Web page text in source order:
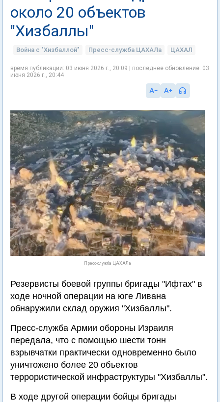
около 20 объектов
"Хизбаллы"
Война с "Хизбаллой" Пресс-служба ЦАХАЛа ЦАХАЛ
время публикации: 03 июня 2026 г., 20:09 | последнее обновление: 03
июня 2026 г., 20:44
Пресс-служба ЦАХАЛа
Резервисты боевой группы бригады "Ифтах" в
ходе ночной операции на юге Ливана
обнаружили склад оружия "Хизбаллы".
Пресс-служба Армии обороны Израиля
передала, что с помощью шести тонн
взрывчатки практически одновременно было
уничтожено более 20 объектов
террористической инфраструктуры "Хизбаллы".
В ходе другой операции бойцы бригады